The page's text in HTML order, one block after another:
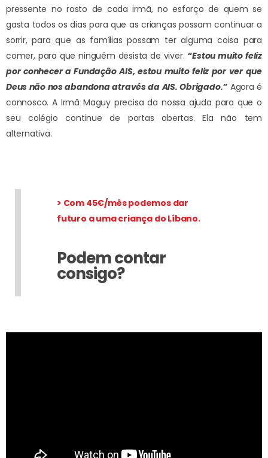
pressente no rosto de cada irmã, no esforço de quem se
gasta todos os dias para que as crianças possam continuar a
sorrir, para que as famílias possam ter alguma coisa para
comer, para que ninguém desista de viver. “Estou muito feliz
por conhecer a Fundação AIS, estou muito feliz por ver que
Deus não nos abandona através da AIS. Obrigado.” Agora é
connosco. A Irmã Maguy precisa da nossa ajuda para que o
seu colégio continue de portas abertas. Ela não tem
alternativa.
> Com 45€/mês podemos dar
futuro a uma criança do Líbano.
Podem contar
consigo?